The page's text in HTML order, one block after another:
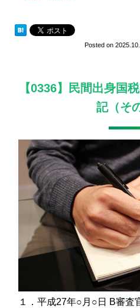
Posted on
【0336】民間出身国
記（そ
１．平成27年○月○日 B審査